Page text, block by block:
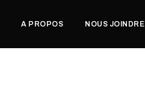
A PROPOS NOUS JOINDRE